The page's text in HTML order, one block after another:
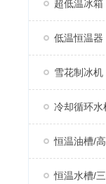
超低温冰箱
低温恒温器
雪花制冰机
冷却循环水
恒温油槽/
恒温水槽/